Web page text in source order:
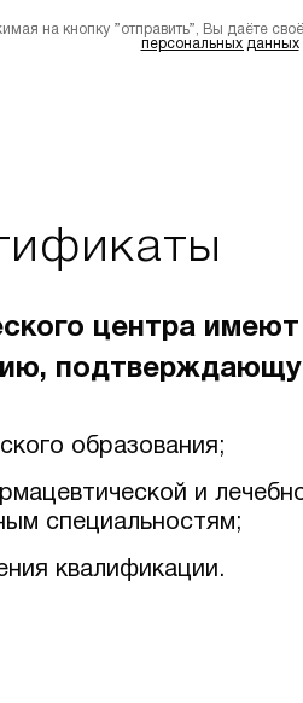
на кнопку ”отправить”, Вы даёте
персональных данных
центра имеют
образования;
и
специальностям;
квалификации.